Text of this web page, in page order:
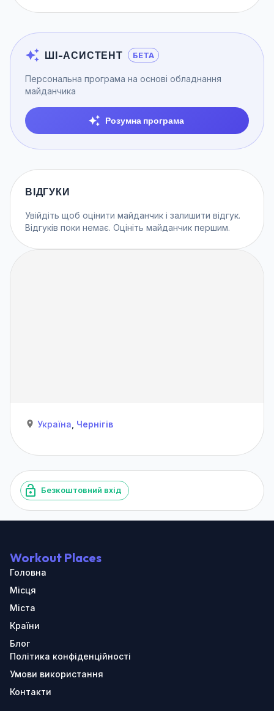
ШІ-АСИСТЕНТ БЕТА
Персональна програма на основі обладнання
майданчика
Розумна програма
ВІДГУКИ
Увійдіть щоб оцінити майданчик і залишити відгук.
Відгуків поки немає. Оцініть майданчик першим.
Україна Чернігів
Безкоштовний вхід
Workout Places
Головна
Місця
Міста
Країни
Блог
Політика конфіденційності
Умови використання
Контакти